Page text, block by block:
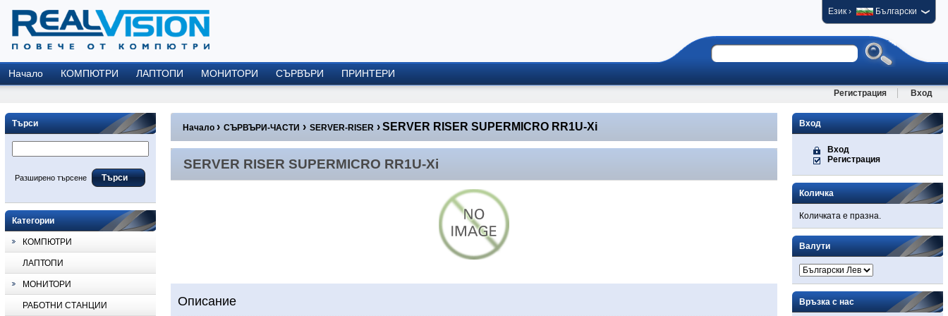
Език› Български
Начало КОМПЮТРИ ЛАПТОПИ МОНИТОРИ СЪРВЪРИ ПРИНТЕРИ
Регистрация Вход
Търси
Разширено търсене
Категории
КОМПЮТРИ
ЛАПТОПИ
МОНИТОРИ
РАБОТНИ СТАНЦИИ
Начало › СЪРВЪРИ-ЧАСТИ › SERVER-RISER ›SERVER RISER SUPERMICRO RR1U-Xi
SERVER RISER SUPERMICRO RR1U-Xi
Описание
Вход
Вход
Регистрация
Количка
Количката е празна.
Валути
Връзка с нас